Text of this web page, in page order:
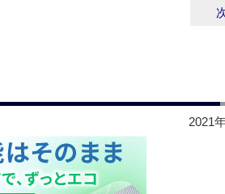
2021